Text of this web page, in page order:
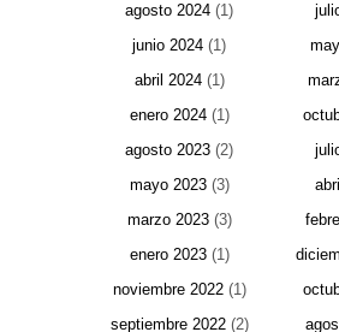
agosto 2024 (1)
junio 2024 (1)
abril 2024(1)
enero 2024(1)
agosto 2023 (2)
mayo 2023(3)
marzo 2023(3)
enero 2023(1)
noviembre 2022(1)
septiembre 2022(2)